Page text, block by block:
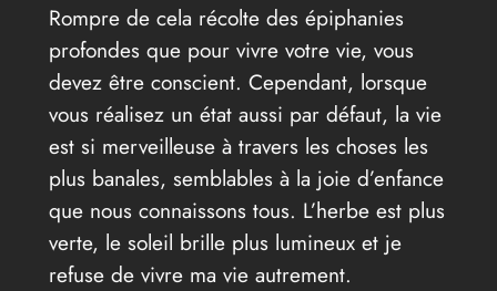
Rompre de cela récolte des épiphanies
profondes que pour vivre votre vie, vous
devez être conscient. Cependant, lorsque
vous réalisez un état aussi par défaut, la vie
est si merveilleuse à travers les choses les
plus banales, semblables à la joie d’enfance
que nous connaissons tous. L’herbe est plus
verte, le soleil brille plus lumineux et je
refuse de vivre ma vie autrement.